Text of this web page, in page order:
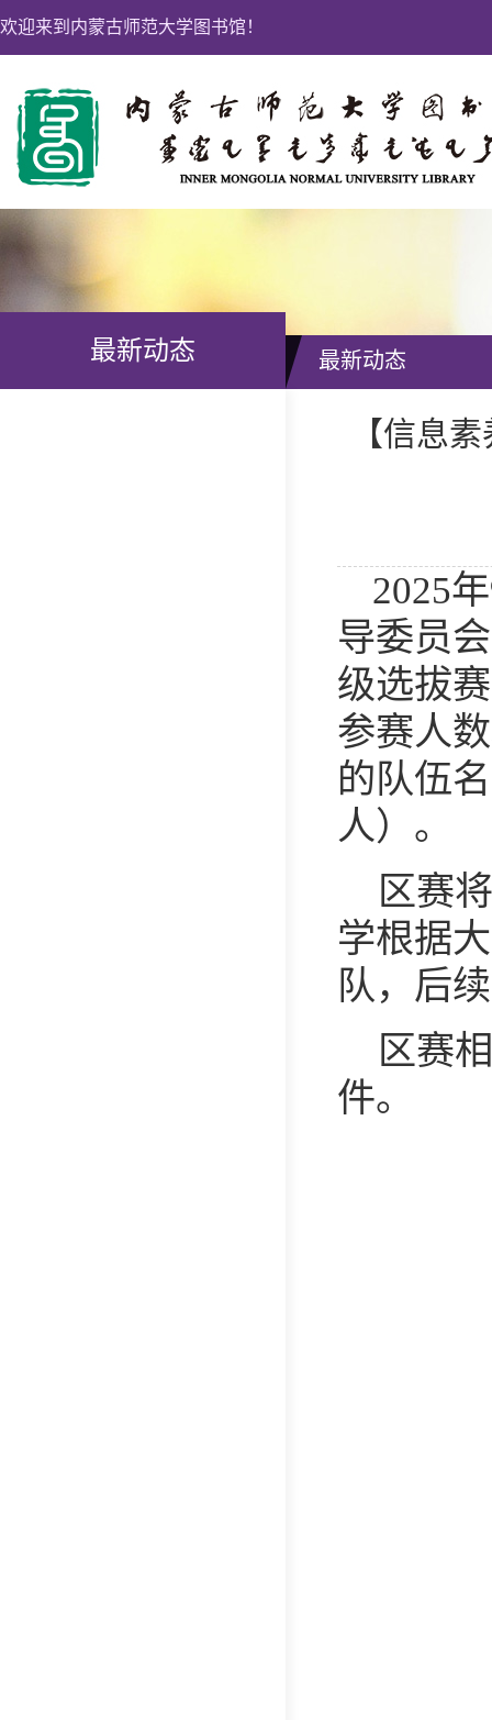
欢迎来到内蒙古师范大学图书馆！
最新动态 最新动态
【信息
2025
导委员
级选拔
参赛人
的队伍
人）。
区赛
学根据
队，后
区赛
件。